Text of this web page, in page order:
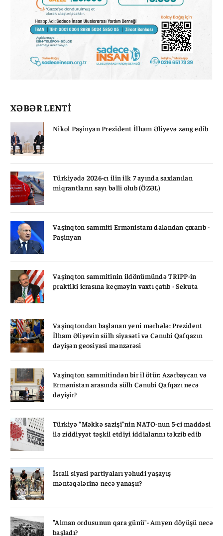
XƏBƏR LENTİ
Nikol Paşinyan Prezident İlham Əliyevə zəng edib
Türkiyədə 2026-cı ilin ilk 7 ayında saxlanılan
miqrantların sayı bəlli olub (ÖZƏL)
Vaşinqton sammiti Ermənistanı dalandan çıxarıb -
Paşinyan
Vaşinqton sammitinin ildönümündə TRIPP-in
praktiki icrasına keçməyin vaxtı çatıb - Sekuta
Vaşinqtondan başlanan yeni mərhələ: Prezident
İlham Əliyevin sülh siyasəti və Cənubi Qafqazın
dəyişən geosiyasi mənzərəsi
Vaşinqton sammitindən bir il ötür: Azərbaycan və
Ermənistan arasında sülh Cənubi Qafqazı necə
dəyişir?
Türkiyə “Məkkə sazişi”nin NATO-nun 5-ci maddəsi
ilə ziddiyyət təşkil etdiyi iddialarını təkzib edib
İsrail siyasi partiyaları yəhudi yaşayış
məntəqələrinə necə yanaşır?
"Alman ordusunun qara günü"- Amyen döyüşü necə
başladı?